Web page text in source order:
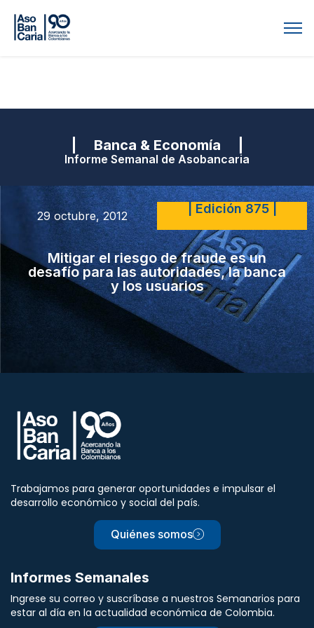
| Banca & Economía |
Informe Semanal de Asobancaria
29 octubre, 2012 | Edición 875 |
Mitigar el riesgo de fraude es un
desafío para las autoridades, la banca
y los usuarios
Trabajamos para generar oportunidades e impulsar el
desarrollo económico y social del país.
Quiénes somos
Informes Semanales
Ingrese su correo y suscríbase a nuestros Semanarios para
estar al día en la actualidad económica de Colombia.